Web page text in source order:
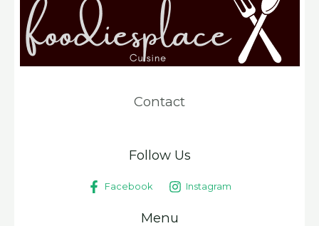
Contact
Follow Us
Facebook Instagram
Menu